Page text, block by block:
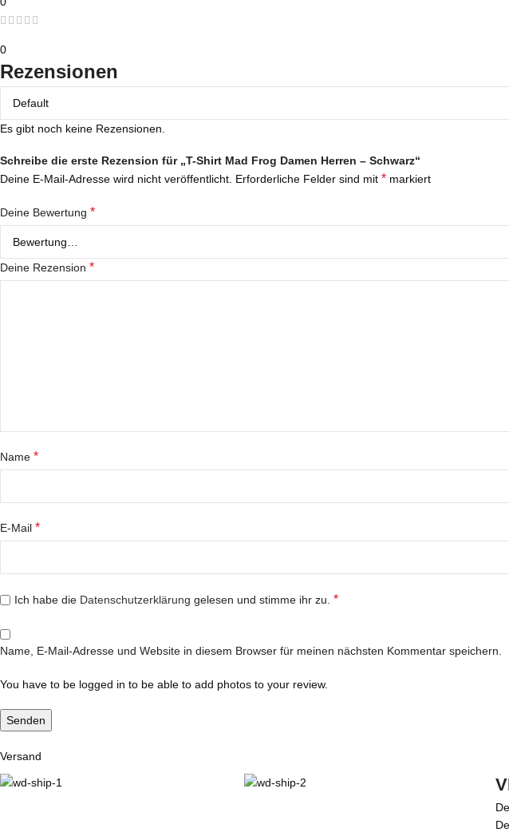
0
Rezensionen
Es gibt noch keine Rezensionen.
Schreibe die erste Rezension für „T-Shirt Mad Frog Damen Herren – Schwarz“
Deine E-Mail-Adresse wird nicht veröffentlicht. Erforderliche Felder sind mit * markiert
Deine Bewertung *
Deine Rezension *
Name *
E-Mail *
Ich habe die Datenschutzerklärung gelesen und stimme ihr zu. *
Name, E-Mail-Adresse und Website in diesem Browser für meinen nächsten Kommentar speichern.
You have to be logged in to be able to add photos to your review.
Versand